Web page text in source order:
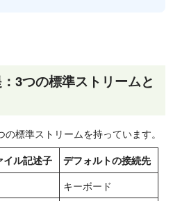
3つの標準ストリームと
標準ストリームを持っています。
イル記述子 デフォルトの接続先
キーボード